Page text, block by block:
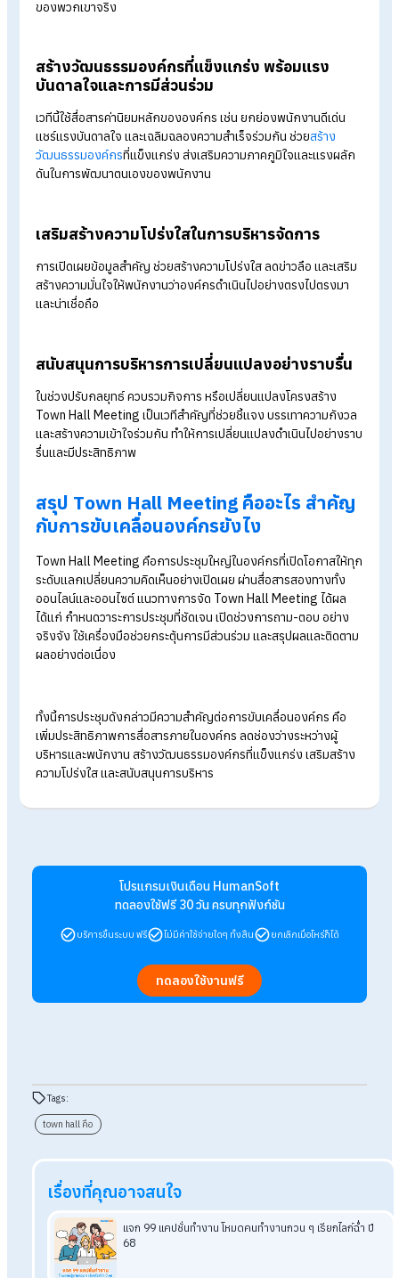
เพิ่มประสิทธิภาพการสื่อสารภายในองค์กรให้ทุก
เข้าใจตรงกันอย่างชัดเจน
Town Hall Meeting เปิดโอกาสให้ผู้บริหารถ่ายทอดวิสัยทัศน์และ
หมายองค์กรอย่างชัดเจน สร้างความเข้าใจร่วม ลดความคลุมเครือ
และทำให้ทุกคนมั่นใจว่ากำลังเดินไปในทิศทางเดียวกัน
ลดช่องว่างระหว่างผู้บริหารและพนักงาน
Town Hall Meeting เปิดโอกาสให้พนักงานตั้งคำถามและแลก
เปลี่ยนความคิดเห็นกับผู้บริหารโดยตรง ช่วยลดช่องว่าง สร้างควา
วางใจ และทำให้พนักงานรู้สึกว่าผู้บริหารเข้าถึงง่ายและใส่ใจเสียง
ของพวกเขาจริง
บันดาลใจและการมีส่วนร่วม
เวทีนี้ใช้สื่อสารค่านิยมหลักขององค์กร เช่น ยกย่องพนักงานดีเด่น
แชร์แรงบันดาลใจ และเฉลิมฉลองความสำเร็จร่วมกัน ช่วย
ดันในการพัฒนาตนเองของพนักงาน
เสริมสร้างความโปร่งใสในการบริหารจัดการ
การเปิดเผยข้อมูลสำคัญ ช่วยสร้างความโปร่งใส ลดข่าวลือ และเส
สร้างความมั่นใจให้พนักงานว่าองค์กรดำเนินไปอย่างตรงไปตรงมา
Town Hall Meeting เป็นเวทีสำคัญที่ช่วยชี้แจง บรรเทาความกัง
และสร้างความเข้าใจร่วมกัน ทำให้การเปลี่ยนแปลงดำเนินไปอย่าง
รื่นและมีประสิทธิภาพ
สรุป Town Hall Meeting คืออะไร สำคั
กับการขับเคลื่อนองค์กรยังไง
Town Hall Meeting คือการประชุมใหญ่ในองค์กรที่เปิดโอกาสใ